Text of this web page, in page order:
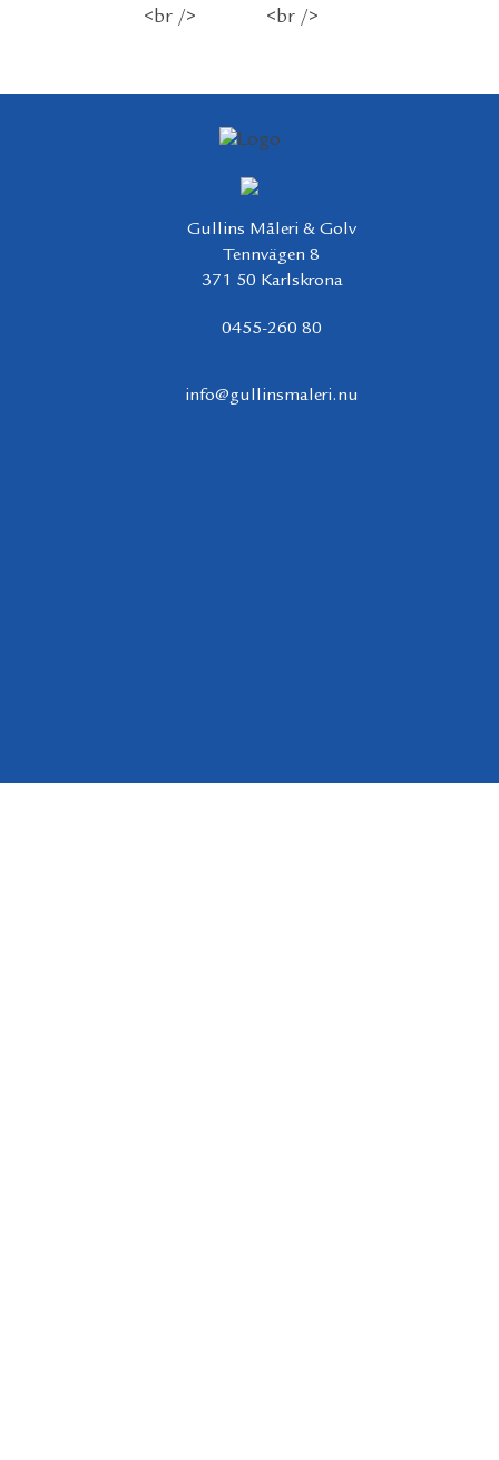
Gullins Måleri & Golv
Tennvägen 8
371 50 Karlskrona
0455-260 80
info@gullinsmaleri.nu